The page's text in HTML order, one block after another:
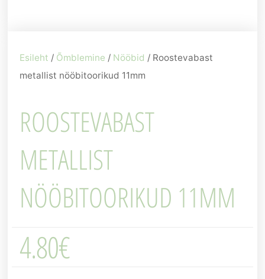
Esileht / Õmblemine / Nööbid / Roostevabast
metallist nööbitoorikud 11mm
ROOSTEVABAST
METALLIST
NÖÖBITOORIKUD 11MM
4.80€